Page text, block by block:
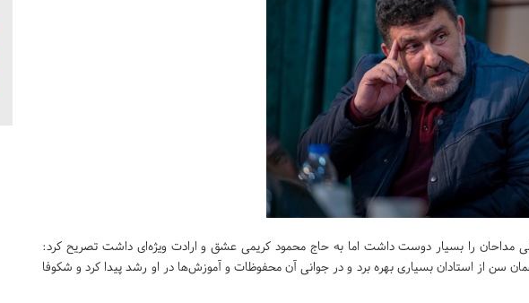
مداحان را بسیار دوست داشت اما به حاج محمود کریمی عشق و ارادت ویژه‌ای داشت تصریح کرد:
سن از استادان بسیاری بهره برد و در جوانی آن محفوظات و آموزش‌ها در او رشد پیدا کرد و شکوفا